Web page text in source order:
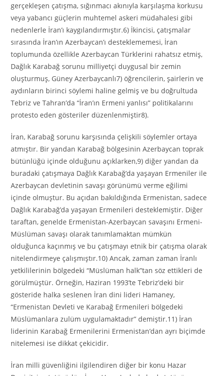
gerçekleşen çatışma, sığınmacı akınıyla karşılaşma korkusu
veya yabancı güçlerin muhtemel askeri müdahalesi gibi
nedenlerle İran’ı kaygılandırmıştır.6) İkincisi, çatışmalar
sırasında İran’ın Azerbaycan’ı desteklememesi, İran
toplumunda özellikle Azerbaycan Türklerini rahatsız etmiş,
Dağlık Karabağ sorunu milliyetçi duygusal bir zemin
oluşturmuş, Güney Azerbaycanlı7) öğrencilerin, şairlerin ve
aydınların birinci söylemi haline gelmiş ve bu doğrultuda
Tebriz ve Tahran’da “İran’ın Ermeni yanlısı” politikalarını
protesto eden gösteriler düzenlenmiştir8).
İran, Karabağ sorunu karşısında çelişkili söylemler ortaya
atmıştır. Bir yandan Karabağ bölgesinin Azerbaycan toprak
bütünlüğü içinde olduğunu açıklarken,9) diğer yandan da
buradaki çatışmaya Dağlık Karabağ’da yaşayan Ermeniler ile
Azerbaycan devletinin savaşı görünümü verme eğilimi
içinde olmuştur. Bu açıdan bakıldığında Ermenistan, sadece
Dağlık Karabağ’da yaşayan Ermenileri desteklemiştir. Diğer
taraftan, genelde Ermenistan-Azerbaycan savaşını Ermeni-
Müslüman savaşı olarak tanımlamaktan mümkün
olduğunca kaçınmış ve bu çatışmayı etnik bir çatışma olarak
nitelendirmeye çalışmıştır.10) Ancak, zaman zaman İranlı
yetkililerinin bölgedeki “Müslüman halk”tan söz ettikleri de
görülmüştür. Örneğin, Haziran 1993’te Tebriz’deki bir
gösteride halka seslenen İran dini lideri Hamaney,
“Ermenistan Devleti ve Karabağ Ermenileri bölgedeki
Müslümanlara zulüm uygulamaktadır” demiştir.11) İran
liderinin Karabağ Ermenilerini Ermenistan’dan ayrı biçimde
nitelemesi ise dikkat çekicidir.
İran milli güvenliğini ilgilendiren diğer bir konu Hazar